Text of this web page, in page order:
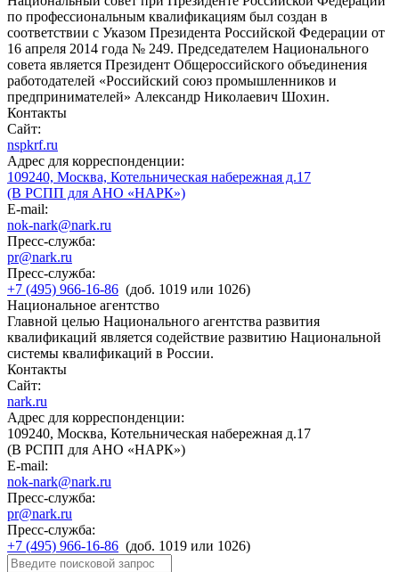
по профессиональным квалификациям был создан в
соответствии с Указом Президента Российской Федерации от
16 апреля 2014 года № 249. Председателем Национального
совета является Президент Общероссийского объединения
работодателей «Российский союз промышленников и
предпринимателей» Александр Николаевич Шохин.
Контакты
Сайт:
nspkrf.ru
Адрес для корреспонденции:
109240, Москва, Котельническая набережная д.17
(В РСПП для АНО «НАРК»)
E-mail:
nok-nark@nark.ru
Пресс-служба:
pr@nark.ru
Пресс-служба:
+7 (495) 966-16-86 (доб. 1019 или 1026)
Национальное агентство
Главной целью Национального агентства развития
квалификаций является содействие развитию Национальной
системы квалификаций в России.
Контакты
Сайт:
nark.ru
Адрес для корреспонденции:
109240, Москва, Котельническая набережная д.17
(В РСПП для АНО «НАРК»)
E-mail:
nok-nark@nark.ru
Пресс-служба:
pr@nark.ru
Пресс-служба:
+7 (495) 966-16-86 (доб. 1019 или 1026)